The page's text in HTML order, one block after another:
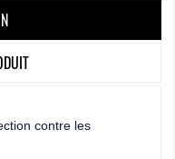
contre les